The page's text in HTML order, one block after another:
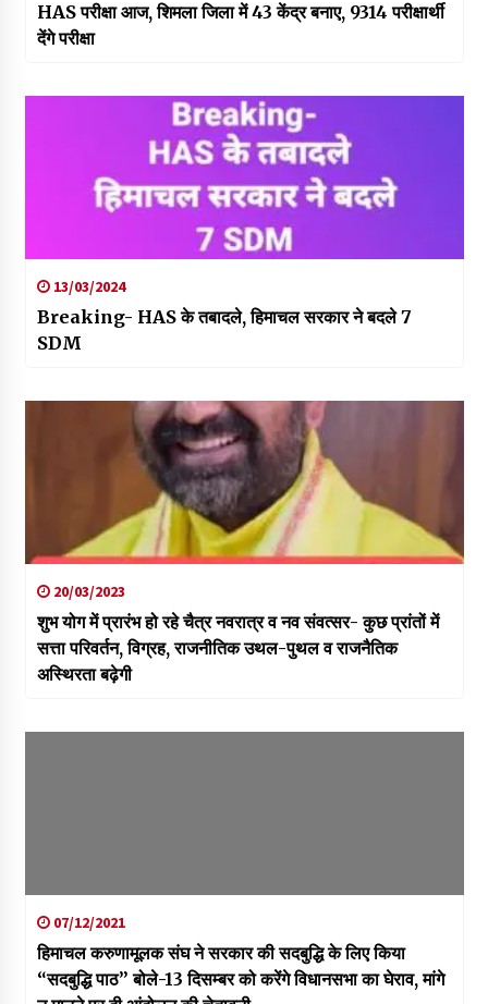
HAS परीक्षा आज, शिमला जिला में 43 केंद्र बनाए, 9314 परीक्षार्थी
देंगे परीक्षा
13/03/2024
Breaking- HAS के तबादले, हिमाचल सरकार ने बदले 7
SDM
20/03/2023
शुभ योग में प्रारंभ हो रहे चैत्र नवरात्र व नव संवत्सर- कुछ प्रांतों में
सत्ता परिवर्तन, विग्रह, राजनीतिक उथल-पुथल व राजनैतिक
अस्थिरता बढ़ेगी
07/12/2021
हिमाचल करुणामूलक संघ ने सरकार की सदबुद्धि के लिए किया
“सदबुद्धि पाठ” बोले-13 दिसम्बर को करेंगे विधानसभा का घेराव, मांगे